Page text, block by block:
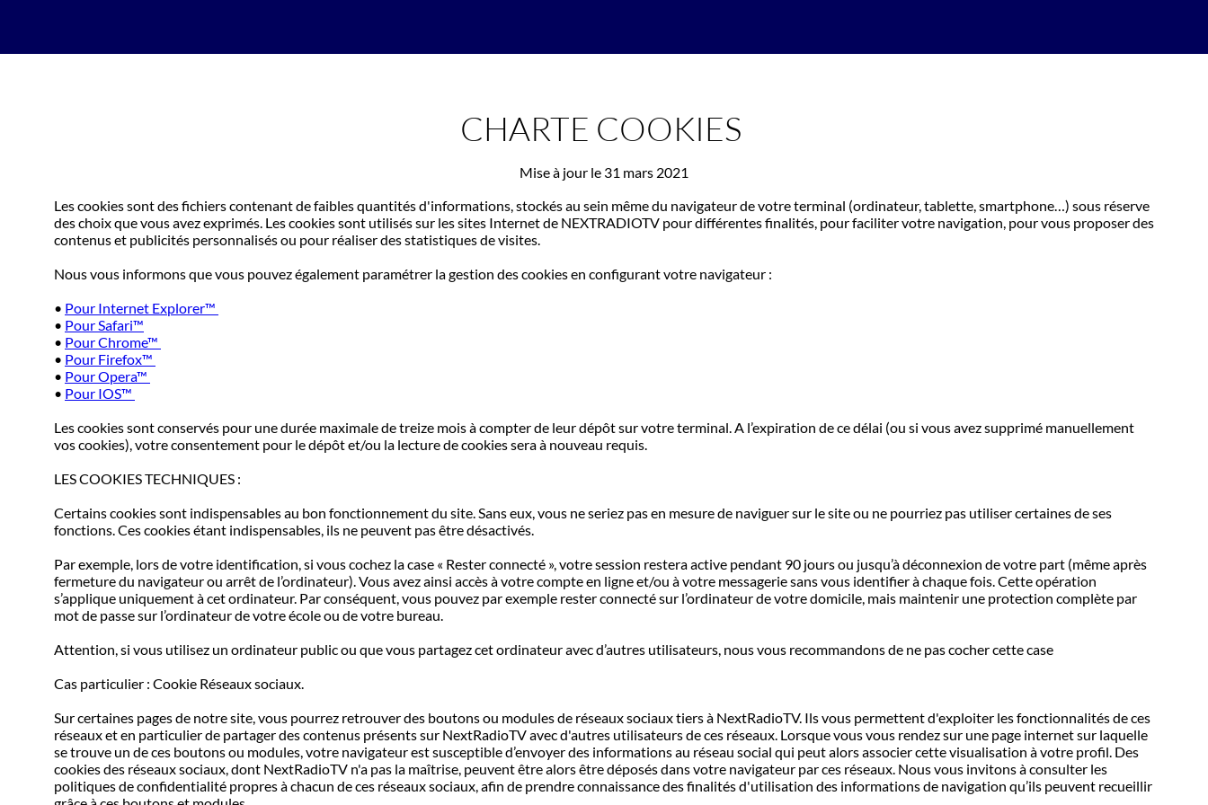
CHARTE COOKIES
Mise à jour le 31 mars 2021
Les cookies sont des fichiers contenant de faibles quantités d'informations, stockés au sein même du navigateur de votre terminal (ordinateur, tablette, smartphone…) sous réserve
des choix que vous avez exprimés. Les cookies sont utilisés sur les sites Internet de NEXTRADIOTV pour différentes finalités, pour faciliter votre navigation, pour vous proposer des
contenus et publicités personnalisés ou pour réaliser des statistiques de visites.
Nous vous informons que vous pouvez également paramétrer la gestion des cookies en configurant votre navigateur :
• Pour Internet Explorer™
• Pour Safari™
• Pour Chrome™
• Pour Firefox™
• Pour Opera™
• Pour IOS™
Les cookies sont conservés pour une durée maximale de treize mois à compter de leur dépôt sur votre terminal. A l’expiration de ce délai (ou si vous avez supprimé manuellement
vos cookies), votre consentement pour le dépôt et/ou la lecture de cookies sera à nouveau requis.
LES COOKIES TECHNIQUES :
Certains cookies sont indispensables au bon fonctionnement du site. Sans eux, vous ne seriez pas en mesure de naviguer sur le site ou ne pourriez pas utiliser certaines de ses
fonctions. Ces cookies étant indispensables, ils ne peuvent pas être désactivés.
Par exemple, lors de votre identification, si vous cochez la case « Rester connecté », votre session restera active pendant 90 jours ou jusqu’à déconnexion de votre part (même après
fermeture du navigateur ou arrêt de l’ordinateur). Vous avez ainsi accès à votre compte en ligne et/ou à votre messagerie sans vous identifier à chaque fois. Cette opération
s’applique uniquement à cet ordinateur. Par conséquent, vous pouvez par exemple rester connecté sur l’ordinateur de votre domicile, mais maintenir une protection complète par
mot de passe sur l’ordinateur de votre école ou de votre bureau.
Attention, si vous utilisez un ordinateur public ou que vous partagez cet ordinateur avec d’autres utilisateurs, nous vous recommandons de ne pas cocher cette case
Cas particulier : Cookie Réseaux sociaux.
Sur certaines pages de notre site, vous pourrez retrouver des boutons ou modules de réseaux sociaux tiers à NextRadioTV. Ils vous permettent d'exploiter les fonctionnalités de ces
réseaux et en particulier de partager des contenus présents sur NextRadioTV avec d'autres utilisateurs de ces réseaux. Lorsque vous vous rendez sur une page internet sur laquelle
se trouve un de ces boutons ou modules, votre navigateur est susceptible d’envoyer des informations au réseau social qui peut alors associer cette visualisation à votre profil. Des
cookies des réseaux sociaux, dont NextRadioTV n'a pas la maîtrise, peuvent être alors être déposés dans votre navigateur par ces réseaux. Nous vous invitons à consulter les
politiques de confidentialité propres à chacun de ces réseaux sociaux, afin de prendre connaissance des finalités d'utilisation des informations de navigation qu’ils peuvent recueillir